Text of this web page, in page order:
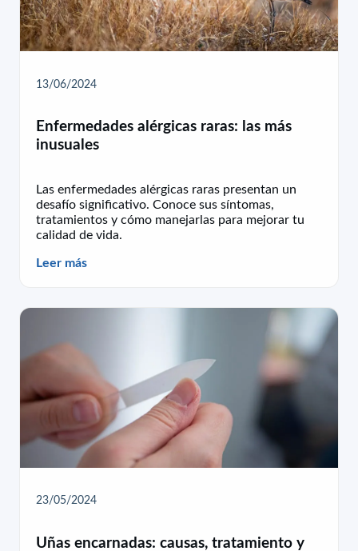
13/06/2024
Enfermedades alérgicas raras: las más
inusuales
Las enfermedades alérgicas raras presentan un
desafío significativo. Conoce sus síntomas,
tratamientos y cómo manejarlas para mejorar tu
calidad de vida.
Leer más
23/05/2024
Uñas encarnadas: causas, tratamiento y